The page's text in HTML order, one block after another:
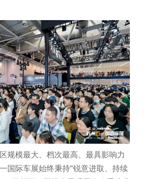
规模最大、档次最高、最具影响力
国际车展始终秉持“锐意进取、持续